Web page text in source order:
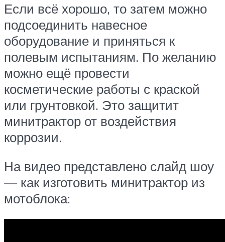
Если всё хорошо, то затем можно
подсоединить навесное
оборудование и приняться к
полевым испытаниям. По желанию
можно ещё провести
косметические работы с краской
или грунтовкой. Это защитит
минитрактор от воздействия
коррозии.
На видео представлено слайд шоу
— как изготовить минитрактор из
мотоблока: